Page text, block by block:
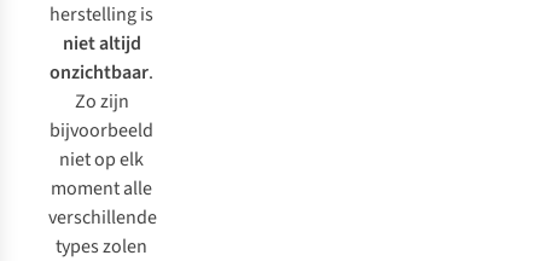
herstelling is
niet altijd
onzichtbaar.
Zo zijn
bijvoorbeeld
niet op elk
moment alle
verschillende
types zolen